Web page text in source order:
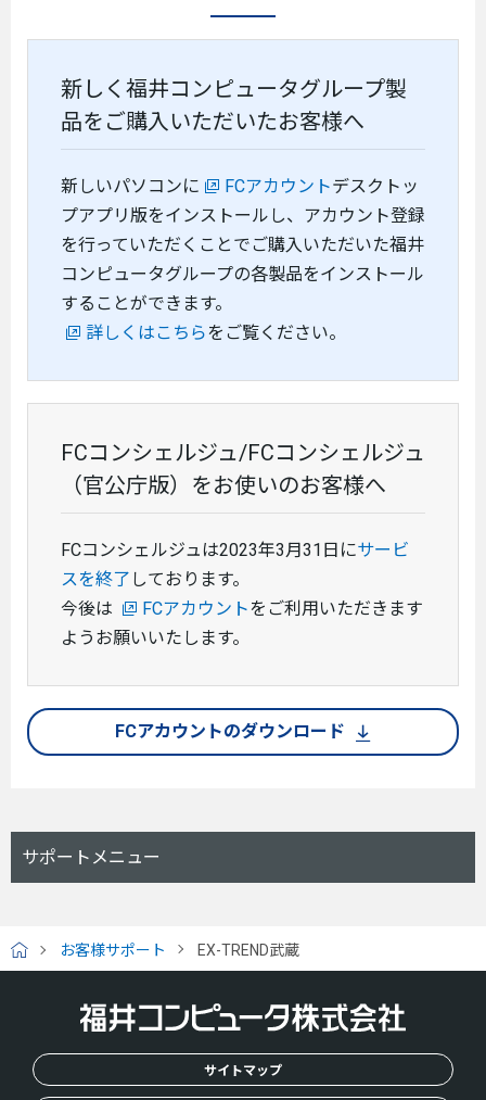
新しく福井コンピュータグループ製
品をご購入いただいたお客様へ
新しいパソコンに FCアカウントデスクトッ
プアプリ版をインストールし、アカウント登録
を行っていただくことでご購入いただいた福井
コンピュータグループの各製品をインストール
することができます。
詳しくはこちらをご覧ください。
FCコンシェルジュ/FCコンシェルジュ
（官公庁版）をお使いのお客様へ
FCコンシェルジュは2023年3月31日にサービ
スを終了 しております。
今後は
FCアカウントをご利用いただきます
ようお願いいたします。
FCアカウントのダウンロード
サポートメニュー
H
お客様サポート EX-TREND武蔵
サイトマップ